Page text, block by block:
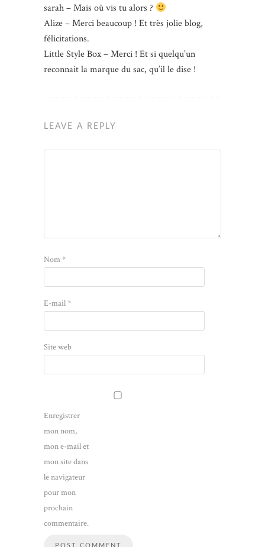
sarah – Mais où vis tu alors ?
Alize – Merci beaucoup ! Et très jolie blog,
félicitations.
Little Style Box – Merci ! Et si quelqu’un
reconnait la marque du sac, qu’il le dise !
LEAVE A REPLY
Nom*
E-mail*
Site web
Enregistrer
mon nom,
mon e-mail et
mon site dans
le navigateur
pour mon
prochain
commentaire.